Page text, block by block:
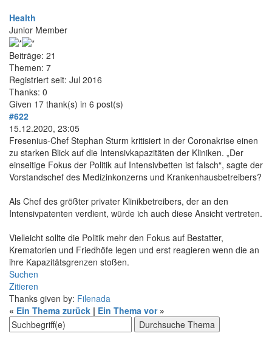
Health
Junior Member
Beiträge: 21
Themen: 7
Registriert seit: Jul 2016
Thanks: 0
Given 17 thank(s) in 6 post(s)
#622
15.12.2020, 23:05
Fresenius-Chef Stephan Sturm kritisiert in der Coronakrise einen
zu starken Blick auf die Intensivkapazitäten der Kliniken. „Der
einseitige Fokus der Politik auf Intensivbetten ist falsch“, sagte der
Vorstandschef des Medizinkonzerns und Krankenhausbetreibers?
Als Chef des größter privater Klinikbetreibers, der an den
Intensivpatenten verdient, würde ich auch diese Ansicht vertreten.
Vielleicht sollte die Politik mehr den Fokus auf Bestatter,
Krematorien und Friedhöfe legen und erst reagieren wenn die an
ihre Kapazitätsgrenzen stoßen.
Suchen
Zitieren
Thanks given by: Filenada
« Ein Thema zurück | Ein Thema vor»